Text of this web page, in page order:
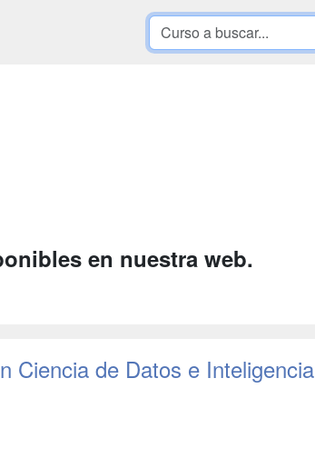
en nuestra web.
Ciencia de Datos e Inteligencia